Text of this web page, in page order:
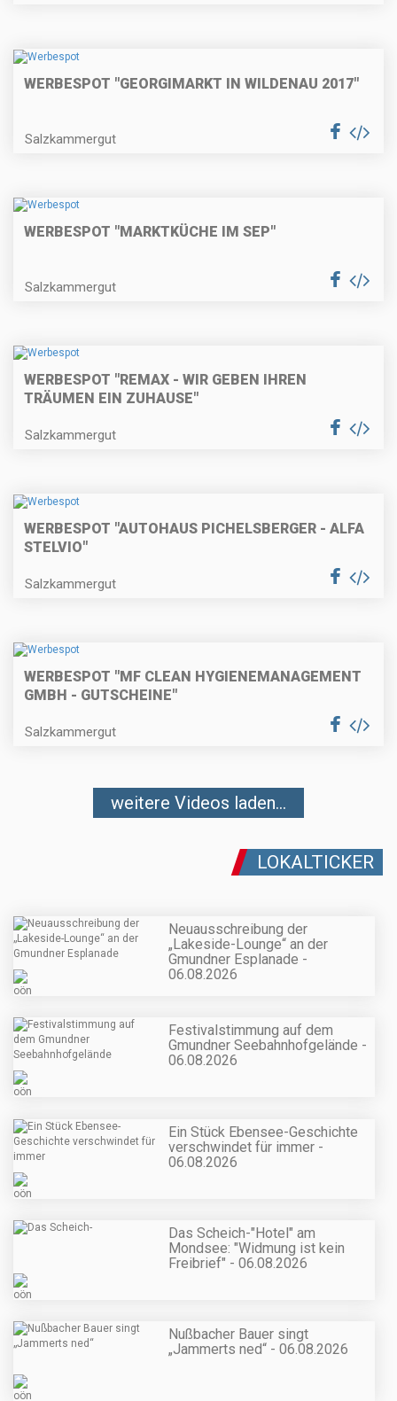
WERBESPOT "GEORGIMARKT IN WILDENAU 2017"
Salzkammergut
WERBESPOT "MARKTKÜCHE IM SEP"
Salzkammergut
WERBESPOT "REMAX - WIR GEBEN IHREN
TRÄUMEN EIN ZUHAUSE"
Salzkammergut
WERBESPOT "AUTOHAUS PICHELSBERGER - ALFA
STELVIO"
Salzkammergut
WERBESPOT "MF CLEAN HYGIENEMANAGEMENT
GMBH - GUTSCHEINE"
Salzkammergut
weitere Videos laden...
LOKALTICKER
Neuausschreibung der
„Lakeside-Lounge“ an der
Gmundner Esplanade -
06.08.2026
Festivalstimmung auf dem
Gmundner Seebahnhofgelände -
06.08.2026
Ein Stück Ebensee-Geschichte
verschwindet für immer -
06.08.2026
Das Scheich-"Hotel" am
Mondsee: "Widmung ist kein
Freibrief" - 06.08.2026
Nußbacher Bauer singt
„Jammerts ned“ - 06.08.2026